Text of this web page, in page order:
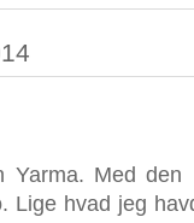
Yarma. Med
Lige hvad jeg